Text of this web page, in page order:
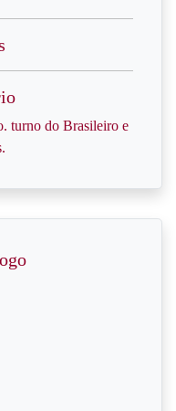
turno do Brasileiro e